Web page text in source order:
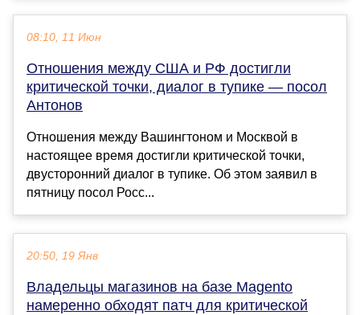
08:10, 11 Июн
Отношения между США и РФ достигли
критической точки, диалог в тупике — посол
Антонов
Отношения между Вашингтоном и Москвой в
настоящее время достигли критической точки,
двусторонний диалог в тупике. Об этом заявил в
пятницу посол Росс...
20:50, 19 Янв
Владельцы магазинов на базе Magento
намеренно обходят патч для критической